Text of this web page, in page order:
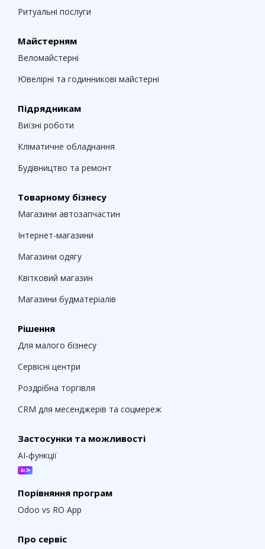
Ритуальні послуги
Майстерням
Веломайстерні
Ювелірні та годинникові майстерні
Підрядникам
Виїзні роботи
Кліматичне обладнання
Будівництво та ремонт
Товарному бізнесу
Магазини автозапчастин
Інтернет-магазини
Магазини одягу
Квітковий магазин
Магазини будматеріалів
Рішення
Для малого бізнесу
Сервісні центри
Роздрібна торгівля
CRM для месенджерів та соцмереж
Застосунки та можливості
AI-функції
Порівняння програм
Odoo vs RO App
Про сервіс